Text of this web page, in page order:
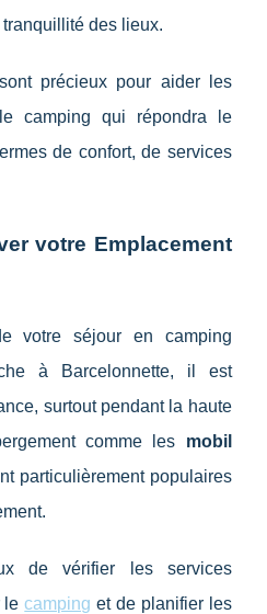
des lieux.
précieux pour aider les
camping qui répondra le
de confort, de services
votre Emplacement
votre séjour en camping
à Barcelonnette, il est
surtout pendant la haute
comme les mobil
particulièrement populaires
de vérifier les services
lecamping et de planifier les